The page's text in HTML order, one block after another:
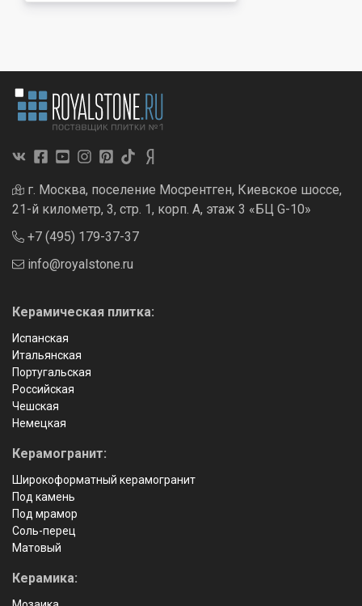
г. Москва, поселение Мосрентген, Киевское шоссе,
21-й километр, 3, стр. 1, корп. А, этаж 3 «БЦ G-10»
+7 (495) 179-37-37
info@royalstone.ru
Керамическая плитка:
Испанская
Итальянская
Португальская
Российская
Чешская
Немецкая
Керамогранит:
Широкоформатный керамогранит
Под камень
Под мрамор
Соль-перец
Матовый
Керамика: